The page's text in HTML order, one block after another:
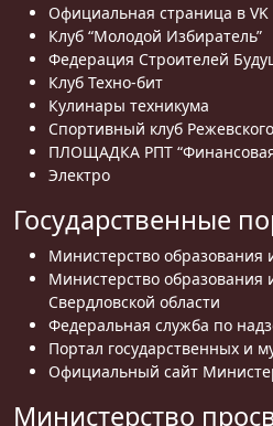
Официальная страница в VK
Клуб “Молодой Избиратель”
Федерация Строителей
Клуб Техно-бит
Кулинары техникума
Спортивный клуб
ПЛОЩАДКА РПТ “Финансовая
Электро
Государственные
Министерство образования
Министерство
Свердловской области
Федеральная служба по
Портал государственных и
Официальный сайт
Министерство